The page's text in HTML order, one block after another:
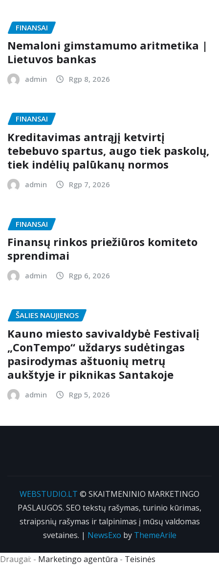
FINANSAI
Nemaloni gimstamumo aritmetika |
Lietuvos bankas
admin Rgp 8, 2026
FINANSAI
Kreditavimas antrąjį ketvirtį
tebebuvo spartus, augo tiek paskolų,
tiek indėlių palūkanų normos
admin Rgp 7, 2026
FINANSAI
Finansų rinkos priežiūros komiteto
sprendimai
admin Rgp 6, 2026
ŠALIES NAUJIENOS
Kauno miesto savivaldybė Festivalį
„ConTempo“ uždarys sudėtingas
pasirodymas aštuonių metrų
aukštyje ir piknikas Santakoje
admin Rgp 5, 2026
WEBSTUDIO.LT © SKAITMENINIO MARKETINGO
PASLAUGOS. SEO tekstų rašymas, turinio kūrimas,
straipsnių rašymas ir talpinimas į mūsų valdomas
svetaines. | NewsExo by ThemeArile
Draugai: - Marketingo agentūra - Teisinės